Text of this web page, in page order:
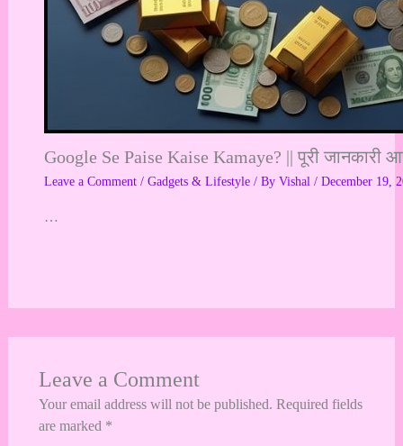
Google Se Paise Kaise Kamaye? || पूरी जानकारी
Leave a Comment / Gadgets & Lifestyle/ By Vishal / December 19,
…
Leave a Comment
Your email address will not be published. Required fields
are marked *